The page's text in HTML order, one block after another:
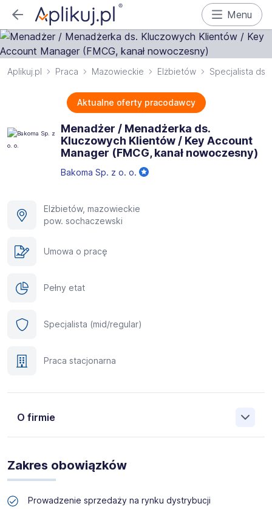
Menu
Aplikuj.pl Praca Mazowieckie Elżbietów Specjalista ds.
Aktualne oferty pracodawcy
Menadżer / Menadżerka ds.
Kluczowych Klientów / Key Account
Manager (FMCG, kanał nowoczesny)
Bakoma Sp. z o. o.
Elżbietów, mazowieckie
pow. sochaczewski
Umowa o pracę
Pełny etat
Specjalista (mid/regular)
Praca stacjonarna
O firmie
największym polskim producentem galanterii
mlecznej. Siedziba firmy znajduje się w Warszawie, a
produkcja jogurtów, serków i deserów mlecznych odbywa
się w nowoczesnym zakładzie w Elżbietowie koło
Zakres obowiązków
Prowadzenie sprzedaży na rynku dystrybucji